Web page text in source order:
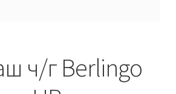
ч/г Berlingo